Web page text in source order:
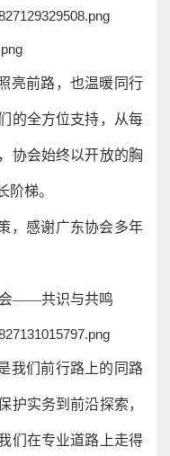
亮前路，也温暖同行
的全方位支持，从每
协会始终以开放的胸
阶梯。
，感谢广东协会多年
会——共识与共鸣
我们前行路上的同路
护实务到前沿探索，
们在专业道路上走得